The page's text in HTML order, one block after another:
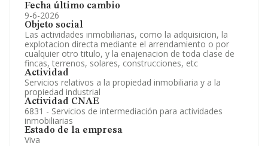
Fecha último cambio
9-6-2026
Objeto social
Las actividades inmobiliarias, como la adquisicion, la
explotacion directa mediante el arrendamiento o por
cualquier otro titulo, y la enajenacion de toda clase de
fincas, terrenos, solares, construcciones, etc
Actividad
Servicios relativos a la propiedad inmobiliaria y a la
propiedad industrial
Actividad CNAE
6831 - Servicios de intermediación para actividades
inmobiliarias
Estado de la empresa
Viva